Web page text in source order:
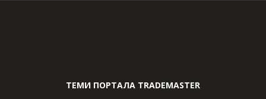
ТЕМИ ПОРТАЛА TRADEMASTER